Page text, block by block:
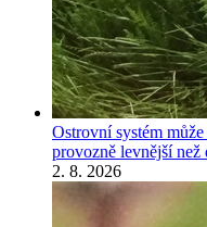
Ostrovní systém
provozně levnější
2. 8. 2026